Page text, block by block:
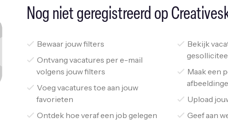
Nog niet geregistreerd op
Bewaar jouw filters
Ontvang vacatures per e-mail
volgens jouw filters
Voeg vacatures toe aan jouw
favorieten
Ontdek hoe veraf een job gelegen
Bekijk
Maak een
Upload
Geef aan